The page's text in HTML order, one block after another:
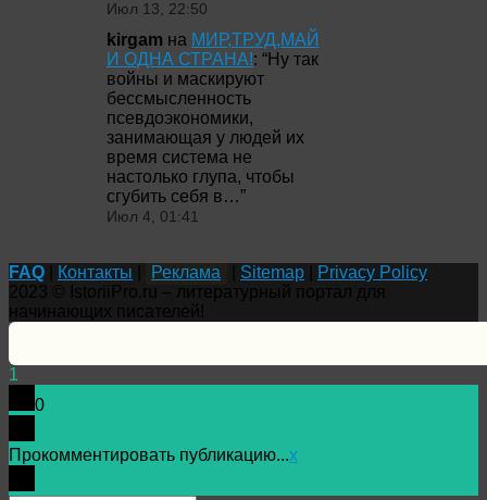
Июл 13, 22:50
kirgam на МИР,ТРУД,МАЙ
И ОДНА СТРАНА!: “Ну так
войны и маскируют
бессмысленность
псевдоэкономики,
занимающая у людей их
время система не
настолько глупа, чтобы
сгубить себя в…”
Июл 4, 01:41
FAQ Контакты Реклама Sitemap
Privacy Policy
1
0
Прокомментировать публикацию...x